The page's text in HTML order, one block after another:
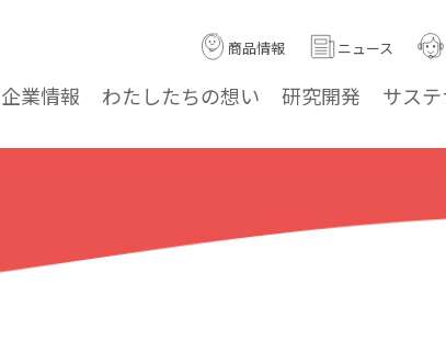
企業情報 わたしたちの想い 研究開発 サス
商品情報 ニュース